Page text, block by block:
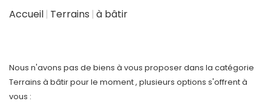
Accueil Terrains à bâtir
Nous n'avons pas de biens à vous proposer dans la catégorie
Terrains à bâtir pour le moment , plusieurs options s'offrent à
vous :